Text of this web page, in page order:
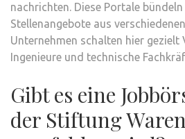
nachrichten. Diese Portale
Stellenangebote aus
Unternehmen schalten hier gezielt
Ingenieure und technische
Gibt es eine
der Stiftung